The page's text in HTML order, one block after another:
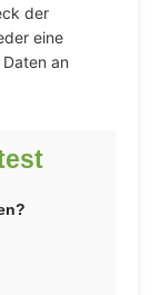
der
eine
an